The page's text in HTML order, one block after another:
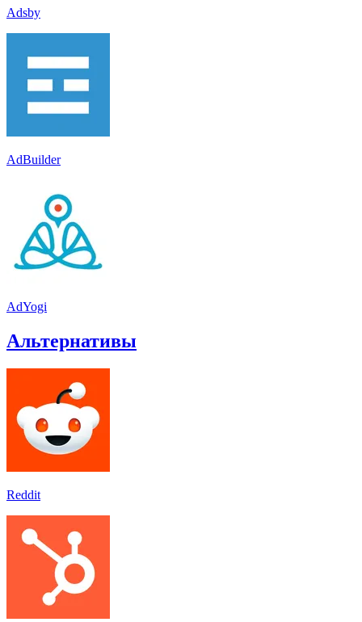
Adsby
AdBuilder
AdYogi
Альтернативы
Reddit